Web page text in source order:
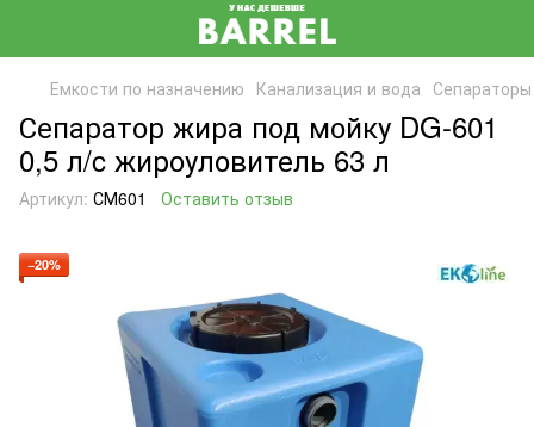
Емкости по назначению Канализация и вода
Сепаратор жира под мойку DG-601
0,5 л/c жироуловитель 63 л
Артикул: СМ601 Оставить отзыв
−20%